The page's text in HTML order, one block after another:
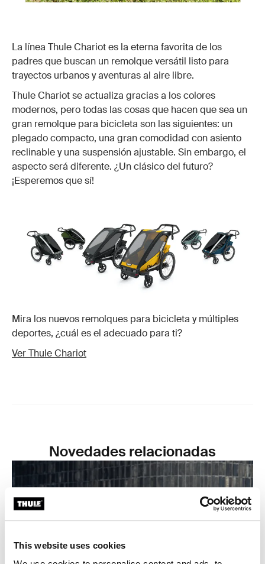
This website uses cookies
La línea Thule Chariot es la eterna favorita de los
padres que buscan un remolque versátil listo para
trayectos urbanos y aventuras al aire libre.
Thule Chariot se actualiza gracias a los colores
modernos, pero todas las cosas que hacen que sea un
gran remolque para bicicleta son las siguientes: un
plegado compacto, una gran comodidad con asiento
reclinable y una suspensión ajustable. Sin embargo, el
aspecto será diferente. ¿Un clásico del futuro?
¡Esperemos que sí!
Mira los nuevos remolques para bicicleta y múltiples
deportes, ¿cuál es el adecuado para ti?
Ver Thule Chariot
Novedades relacionadas